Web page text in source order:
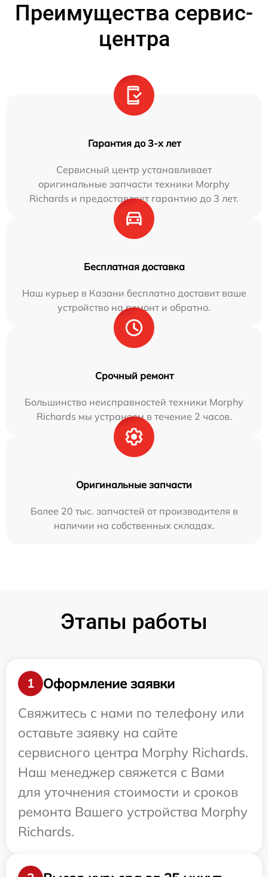
Преимущества сервис-
центра
Гарантия до 3-х лет
Сервисный центр устанавливает
оригинальные запчасти техники Morphy
Richards и предоставляет гарантию до 3 лет.
Бесплатная доставка
Наш курьер в Казани бесплатно доставит ваше
устройство на ремонт и обратно.
Срочный ремонт
Большинство неисправностей техники Morphy
Richards мы устраняем в течение 2 часов.
Оригинальные запчасти
Более 20 тыс. запчастей от производителя в
наличии на собственных складах.
Этапы работы
1
Оформление заявки
Свяжитесь с нами по телефону или
оставьте заявку на сайте
сервисного центра Morphy Richards.
Наш менеджер свяжется с Вами
для уточнения стоимости и сроков
ремонта Вашего устройства Morphy
Richards.